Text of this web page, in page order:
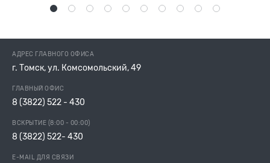
1 2 3 4 5 6 7 8 9 10
АДРЕС ГЛАВНОГО ОФИСА
г. Томск, ул. Комсомольский, 49
ГЛАВНЫЙ ОФИС
8 (3822) 522 - 430
ВСКРЫТИЕ (8:00 - 00:00)
8 (3822) 522- 430
E-MAIL ДЛЯ СВЯЗИ